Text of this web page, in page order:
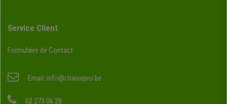
Service Client
Formulaire de Contact
Email: info@chaisepro.be
02 273 06 28